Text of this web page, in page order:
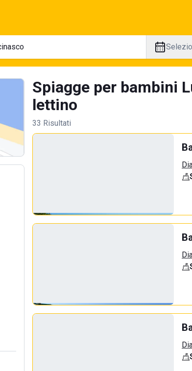
Spiagge per bambini
lettino
33 Risultati